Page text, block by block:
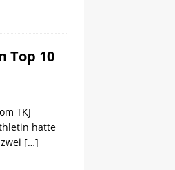
Top 10
TKJ
hatte
[…]